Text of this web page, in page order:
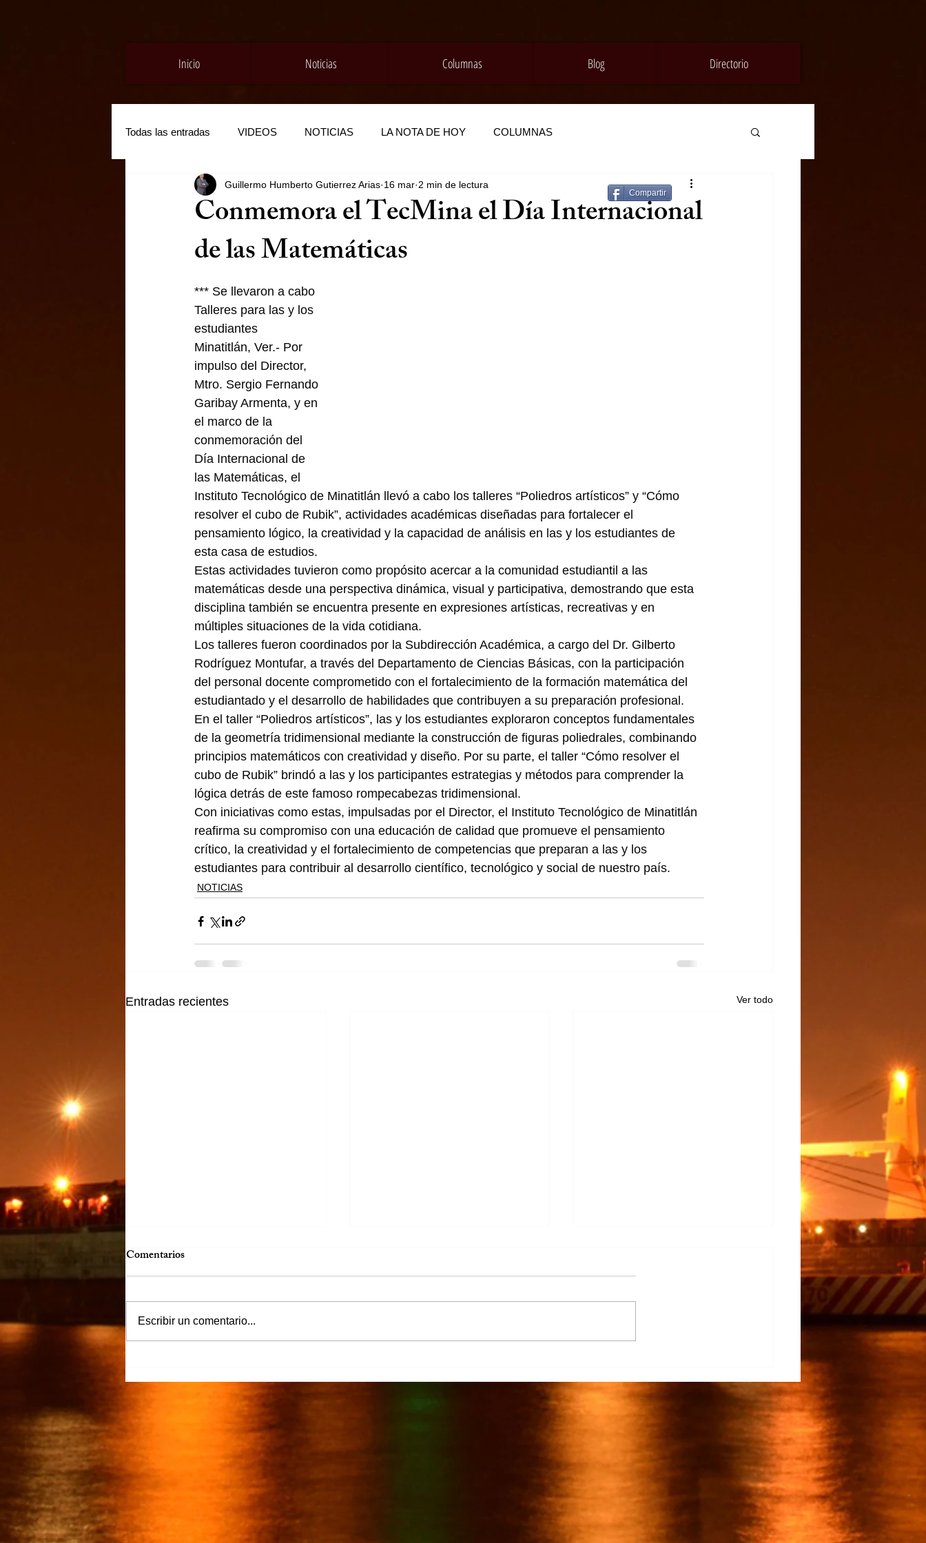
Inicio Noticias Columnas Blog Directorio
Todas las entradas VIDEOS NOTICIAS LA NOTA DE HOY COLUMNAS
Conmemora el TecMina el Día Internacional
de las Matemáticas
Guillermo Humberto Gutierrez Arias 16 mar 2 min de lectura
*** Se llevaron a cabo
Talleres para las y los
estudiantes
Minatitlán, Ver.- Por
impulso del Director,
Mtro. Sergio Fernando
Garibay Armenta, y en
el marco de la
conmemoración del
Día Internacional de
las Matemáticas, el
Instituto Tecnológico de Minatitlán llevó a cabo los talleres “Poliedros artísticos” y “Cómo
resolver el cubo de Rubik”, actividades académicas diseñadas para fortalecer el
pensamiento lógico, la creatividad y la capacidad de análisis en las y los estudiantes de
esta casa de estudios.
Estas actividades tuvieron como propósito acercar a la comunidad estudiantil a las
matemáticas desde una perspectiva dinámica, visual y participativa, demostrando que esta
disciplina también se encuentra presente en expresiones artísticas, recreativas y en
múltiples situaciones de la vida cotidiana.
Los talleres fueron coordinados por la Subdirección Académica, a cargo del Dr. Gilberto
Rodríguez Montufar, a través del Departamento de Ciencias Básicas, con la participación
del personal docente comprometido con el fortalecimiento de la formación matemática del
estudiantado y el desarrollo de habilidades que contribuyen a su preparación profesional.
En el taller “Poliedros artísticos”, las y los estudiantes exploraron conceptos fundamentales
de la geometría tridimensional mediante la construcción de figuras poliedrales, combinando
principios matemáticos con creatividad y diseño. Por su parte, el taller “Cómo resolver el
cubo de Rubik” brindó a las y los participantes estrategias y métodos para comprender la
lógica detrás de este famoso rompecabezas tridimensional.
Con iniciativas como estas, impulsadas por el Director, el Instituto Tecnológico de Minatitlán
reafirma su compromiso con una educación de calidad que promueve el pensamiento
crítico, la creatividad y el fortalecimiento de competencias que preparan a las y los
estudiantes para contribuir al desarrollo científico, tecnológico y social de nuestro país.
NOTICIAS
Entradas recientes Ver todo
familiares y amigos
caña afectados por el cierre del
Desarrollo del TECNM Virtual
Comentarios
Escribir un comentario...
Compartir